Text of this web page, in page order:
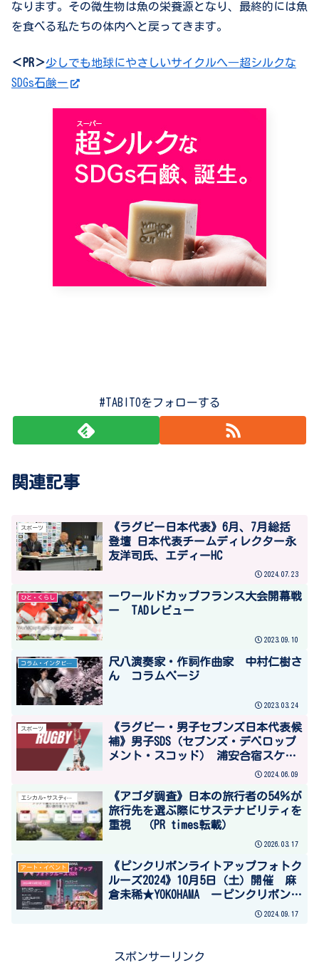
なります。その微生物は魚の栄養源となり、最終的には魚
を食べる私たちの体内へと戻ってきます。
＜PR＞少しでも地球にやさしいサイクルへ―超シルクな
SDGs石鹸ー
#TABITOをフォローする
関連記事
スポーツ
《ラグビー日本代表》6月、7月総括
登壇 日本代表チームディレクター永
友洋司氏、エディーHC
2024.07.23
ひと・くらし
ーワールドカップフランス大会開幕戦
ー TADレビュー
2023.09.10
コラム・インタビュー
尺八演奏家・作詞作曲家 中村仁樹さ
ん コラムページ
2023.03.24
スポーツ
《ラグビー・男子セブンズ日本代表候
補》男子SDS（セブンズ・デベロップ
メント・スコッド） 浦安合宿スケジ
ュール（6/11～6/13）と参加メンバー
2024.06.09
エシカル･サステｨナブル
《アゴダ調査》日本の旅行者の54％が
旅行先を選ぶ際にサステナビリティを
重視 （PR times転載）
2026.03.17
アート・イベント
《ピンクリボンライトアップフォトク
ルーズ2024》10月5日（土）開催 麻
倉未稀★YOKOHAMA ーピンクリボンか
2024.09.17
スポンサーリンク